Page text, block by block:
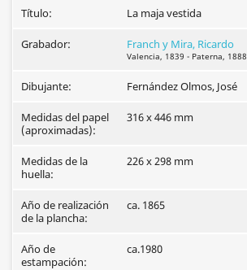
Título: La maja vestida
Grabador: Franch y Mira, Ricardo
Valencia, 1839 - Paterna, 1888
Dibujante: Fernández Olmos, José
Medidas del papel
(aproximadas):
316 x 446 mm
Medidas de la
huella:
226 x 298 mm
Año de realización
de la plancha:
ca. 1865
Año de
estampación:
ca.1980